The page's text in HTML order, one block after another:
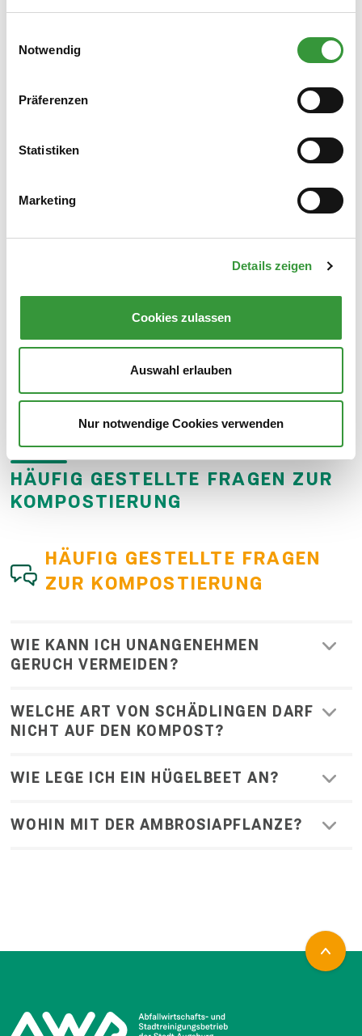
Notwendig
Präferenzen
Statistiken
Marketing
Details zeigen
Cookies zulassen
Auswahl erlauben
Nur notwendige Cookies verwenden
durchwurzelt ist z. B. aus
Holz­häcksel, Reisig, Rinde, Stroh und
Haustier­streu (mögliche Krankheits­
erreger)
kranke oder mit Schädlingen
befallene Pflanzen­teile oder Laub
(bitte über die Bio­tonne entsorgen)
HÄUFIG GESTELLTE FRAGEN ZUR
KOMPOSTIERUNG
HÄUFIG GESTELLTE FRAGEN
ZUR KOMPOSTIERUNG
WIE KANN ICH UNANGENEHMEN
GERUCH VERMEIDEN?
WELCHE ART VON SCHÄDLINGEN DARF
NICHT AUF DEN KOMPOST?
WIE LEGE ICH EIN HÜGELBEET AN?
WOHIN MIT DER AMBROSIAPFLANZE?